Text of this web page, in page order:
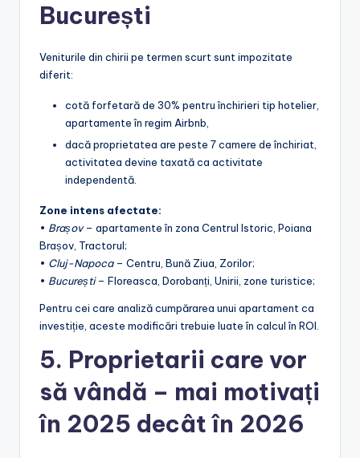
București
Veniturile din chirii pe termen scurt sunt impozitate
diferit:
cotă forfetară de 30% pentru închirieri tip hotelier,
apartamente în regim Airbnb,
dacă proprietatea are peste 7 camere de închiriat,
activitatea devine taxată ca activitate
independentă.
Zone intens afectate:
• Brașov– apartamente în zona Centrul Istoric, Poiana
Brașov, Tractorul;
• Cluj-Napoca– Centru, Bună Ziua, Zorilor;
• București– Floreasca, Dorobanți, Unirii, zone turistice;
Pentru cei care analiză cumpărarea unui apartament ca
investiție, aceste modificări trebuie luate în calcul în ROI.
5. Proprietarii care vor
să vândă – mai motivați
în 2025 decât în 2026